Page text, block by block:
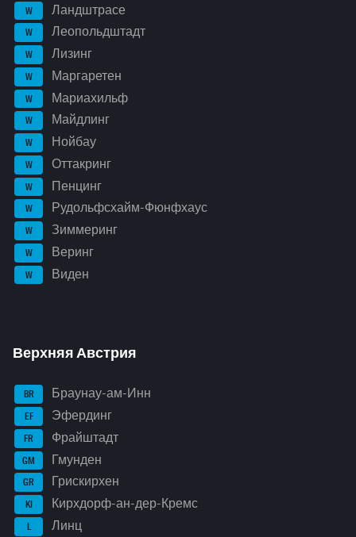
W Ландштрасе
W Леопольдштадт
W Лизинг
W Маргаретен
W Мариахильф
W Майдлинг
W Нойбау
W Оттакринг
W Пенцинг
W Рудольфсхайм-Фюнфхаус
W Зиммеринг
W Веринг
W Виден
Верхняя Австрия
BR Браунау-ам-Инн
EF Эфердинг
FR Фрайштадт
GM Гмунден
GR Грискирхен
KI Кирхдорф-ан-дер-Кремс
L Линц